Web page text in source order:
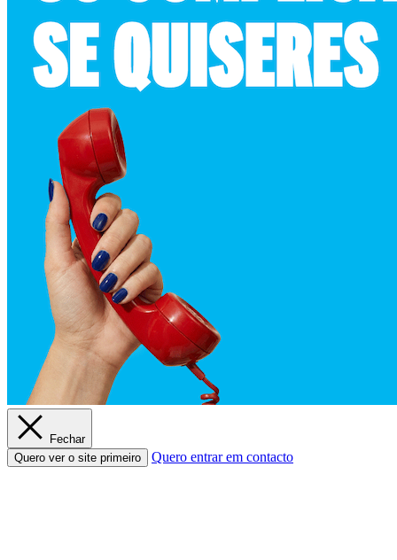
Fechar
Quero ver o site primeiro
Quero entrar em contacto